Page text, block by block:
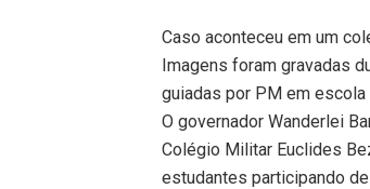
Caso aconteceu em um
Imagens foram gravadas
guiadas por PM em escola
O governador Wanderlei
Colégio Militar Euclides
estudantes participando